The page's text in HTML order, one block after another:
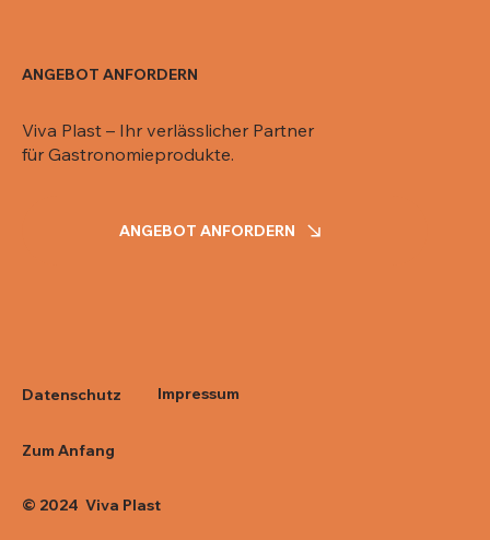
ANGEBOT ANFORDERN
Viva Plast – Ihr verlässlicher Partner
für Gastronomieprodukte.
ANGEBOT ANFORDERN
Datenschutz
Zum Anfang
© 2024 Viva Plast
Impressum